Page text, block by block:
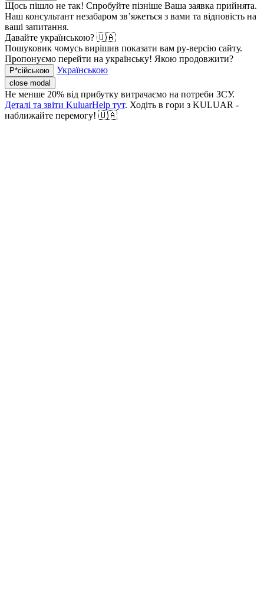
Щось пішло не так! Спробуйте пізніше Ваша заявка прийнята.
Наш консультант незабаром зв’яжеться з вами та відповість на
ваші запитання.
Давайте українською? 🇺🇦
Пошуковик чомусь вирішив показати вам ру-версію сайту.
Пропонуємо перейти на українську! Якою продовжити?
Р*сійською Українською
close modal
Не менше 20% від прибутку витрачаємо на потреби ЗСУ.
Деталі та звіти KuluarHelp тут. Ходіть в гори з KULUAR -
наближайте перемогу! 🇺🇦